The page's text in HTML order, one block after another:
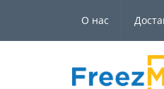
О нас